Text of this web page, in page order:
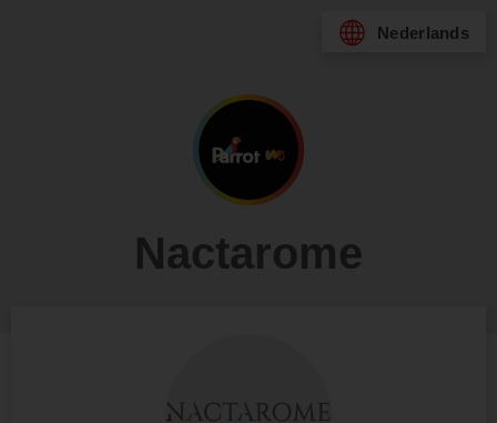
Nederlands
Nactarome